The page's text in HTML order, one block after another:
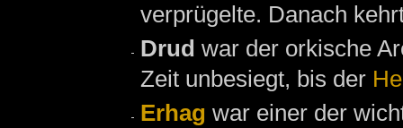
verprügelte. Danach
Drud war der orkische
Zeit unbesiegt, bis der
Erhag war einer der